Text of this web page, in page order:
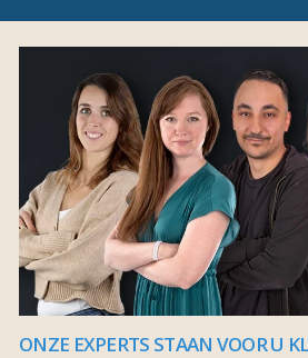
ONZE EXPERTS STAAN VOOR U